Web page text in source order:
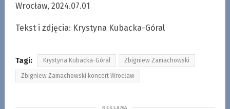
Wrocław, 2024.07.01
Tekst i zdjęcia: Krystyna Kubacka-Góral
Tagi: Krystyna Kubacka-Góral Zbigniew Zamachowski
Zbigniew Zamachowski koncert Wrocław